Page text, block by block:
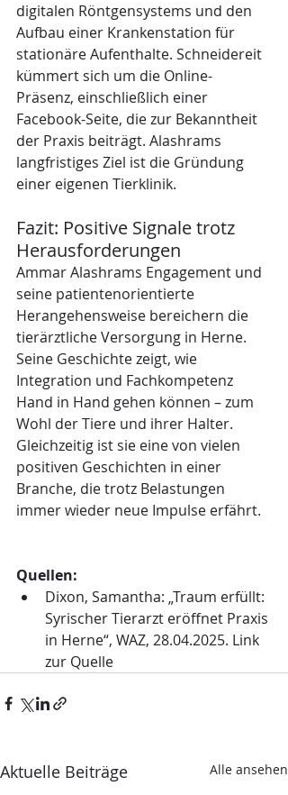
digitalen Röntgensystems und den
Aufbau einer Krankenstation für
stationäre Aufenthalte. Schneidereit
kümmert sich um die Online-
Präsenz, einschließlich einer
Facebook-Seite, die zur Bekanntheit
der Praxis beiträgt. Alashrams
langfristiges Ziel ist die Gründung
einer eigenen Tierklinik.
Fazit: Positive Signale trotz
Herausforderungen
Ammar Alashrams Engagement und
seine patientenorientierte
Herangehensweise bereichern die
tierärztliche Versorgung in Herne.
Seine Geschichte zeigt, wie
Integration und Fachkompetenz
Hand in Hand gehen können – zum
Wohl der Tiere und ihrer Halter.
Gleichzeitig ist sie eine von vielen
positiven Geschichten in einer
Branche, die trotz Belastungen
immer wieder neue Impulse erfährt.
Quellen:
Dixon, Samantha: „Traum erfüllt:
Syrischer Tierarzt eröffnet Praxis
in Herne“, WAZ, 28.04.2025. Link
zur Quelle
Aktuelle Beiträge Alle ansehen